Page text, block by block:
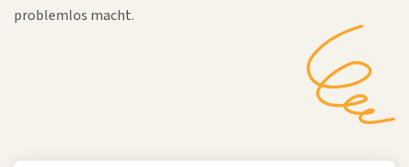
problemlos macht.